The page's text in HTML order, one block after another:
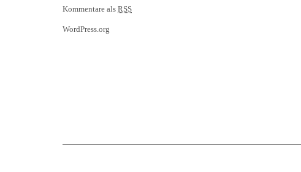
Kommentare als RSS
WordPress.org